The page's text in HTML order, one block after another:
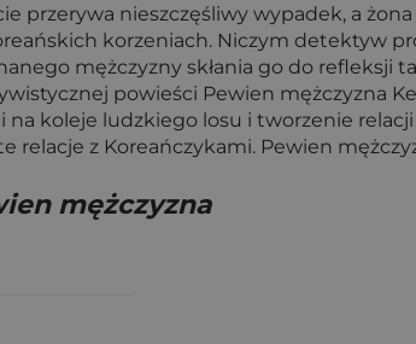
przerywa nieszczęśliwy wypadek, a
korzeniach. Niczym detektyw
mężczyzny skłania go do
powieści Pewien mężczyzna
na koleje ludzkiego losu i tworzenie
z Koreańczykami. Pewien
mężczyzna